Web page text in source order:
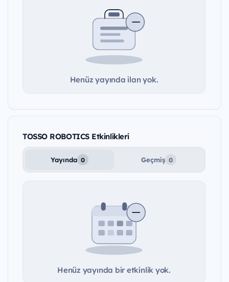
Henüz yayında ilan yok.
TOSSO ROBOTICS Etkinlikleri
Yayında 0 Geçmiş 0
Henüz yayında bir etkinlik yok.